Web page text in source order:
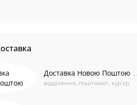
Доставка Новою Поштою
відділення, поштомат, кур'єр